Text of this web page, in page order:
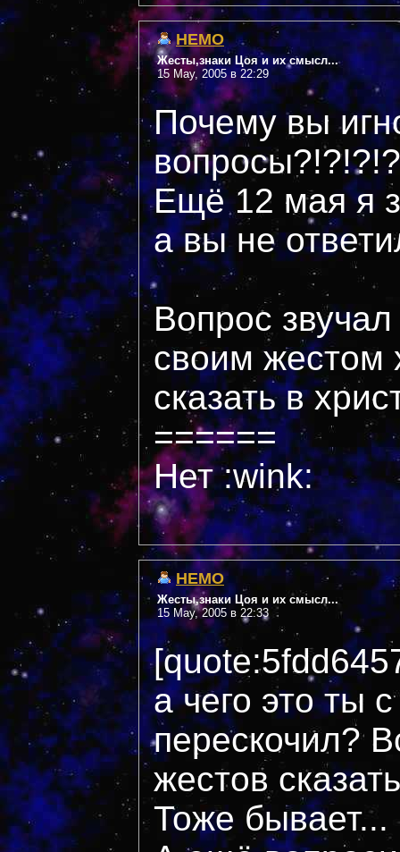
НЕМО
Жесты,знаки Цоя и их смысл...
15 May, 2005 в 22:29
Почему вы
Ещё 12 мая я
а вы не
Вопрос
своим жестом
сказать в
======
Нет :wink:
НЕМО
Жесты,знаки Цоя и их смысл...
15 May, 2005 в 22:33
а чего это ты
перескочил?
жестов
Тоже бывает...